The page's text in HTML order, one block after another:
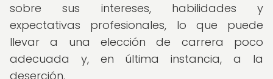
sobre sus intereses, habilidades y
expectativas profesionales, lo que puede
llevar a una elección de carrera poco
adecuada y, en última instancia, a la
deserción.